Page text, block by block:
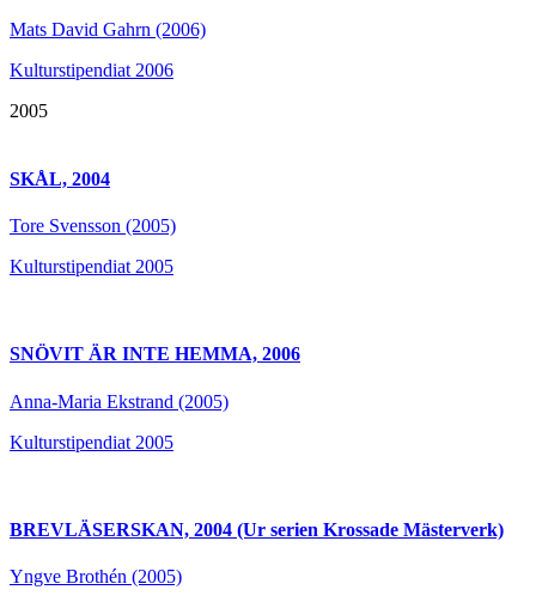
Mats David Gahrn (2006)
Kulturstipendiat 2006
2005
SKÅL, 2004
Tore Svensson (2005)
Kulturstipendiat 2005
SNÖVIT ÄR INTE HEMMA, 2006
Anna-Maria Ekstrand (2005)
Kulturstipendiat 2005
BREVLÄSERSKAN, 2004 (Ur serien Krossade Mästerverk)
Yngve Brothén (2005)